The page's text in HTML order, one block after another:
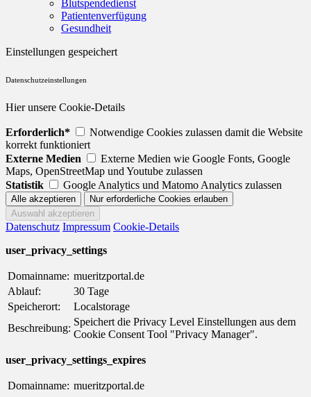
Blutspendedienst
Patientenverfügung
Gesundheit
Einstellungen gespeichert
Datenschutzeinstellungen
Hier unsere Cookie-Details
Erforderlich*
Notwendige Cookies zulassen damit die Website
korrekt funktioniert
Externe Medien
Externe Medien wie Google Fonts, Google
Maps, OpenStreetMap und Youtube zulassen
Statistik
Google Analytics und Matomo Analytics zulassen
Datenschutz Impressum Cookie-Details
user_privacy_settings
Domainname: mueritzportal.de
Ablauf:
30 Tage
Speicherort:
Localstorage
Beschreibung:
Speichert die Privacy Level Einstellungen aus dem
Cookie Consent Tool "Privacy Manager".
user_privacy_settings_expires
Domainname: mueritzportal.de